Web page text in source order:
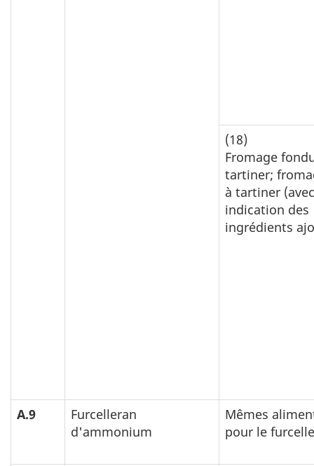
(18)
Fromage
tartiner;
à tartiner (avec
indication des
ingrédients
A.9
Furcelleran
d'ammonium
Mêmes
pour le